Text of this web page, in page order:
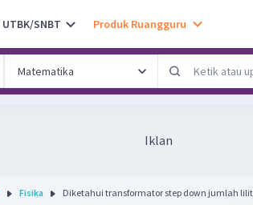
UTBK/SNBT Produk Ruangguru
Iklan
Fisika Diketahui transformator step down jumlah